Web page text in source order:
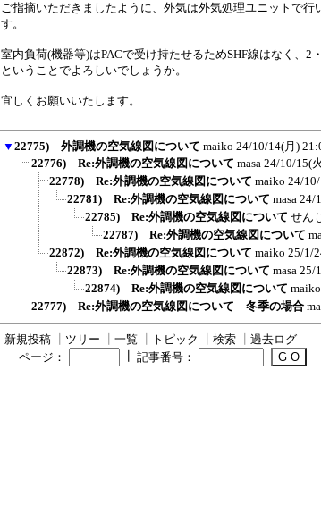
ご指摘いただきましたように、外気は外気処理ユニットで行
す。
室内負荷(機器等)はPACで受け持たせるためSHF線はなく、2
ということでよろしいでしょうか。
宜しくお願いいたします。
▼ 22775) 外調機の空気線図について maiko 24/10/14(月)
22776) Re:外調機の空気線図について masa 24/10/15(
22778) Re:外調機の空気線図について maiko 24/
22781) Re:外調機の空気線図について masa 24/
22785) Re:外調機の空気線図について せん
22787) Re:外調機の空気線図について
22872) Re:外調機の空気線図について maiko 25/1/
22873) Re:外調機の空気線図について masa 25/
22874) Re:外調機の空気線図について maiko
22777) Re:外調機の空気線図について 冬季の場合
新規投稿 ツリー 一覧 トピック 検索 過去ログ
ページ：
記事番号：